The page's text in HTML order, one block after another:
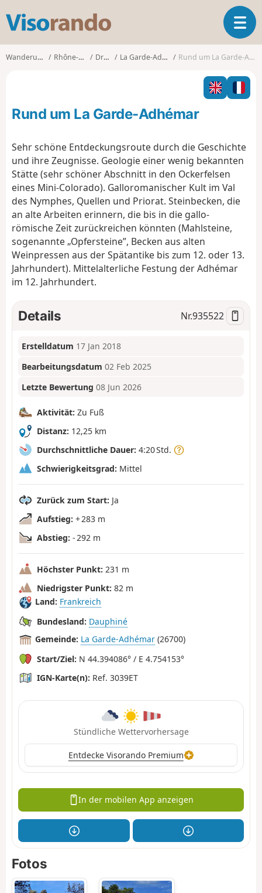
s
o
T
o
l
n
g
a
o
Wanderungen Rhône-Alpes Drôme La Garde-Adhémar Rund um La Garde-Adhémar
Rund um La Garde-Adhémar
Sehr schöne Entdeckungsroute durch die Geschichte
und ihre Zeugnisse. Geologie einer wenig bekannten
Stätte (sehr schöner Abschnitt in den Ockerfelsen
eines Mini-Colorado). Galloromanischer Kult im Val
des Nymphes, Quellen und Priorat. Steinbecken, die
an alte Arbeiten erinnern, die bis in die gallo-
römische Zeit zurückreichen könnten (Mahlsteine,
sogenannte „Opfersteine”, Becken aus alten
Weinpressen aus der Spätantike bis zum 12. oder 13.
Jahrhundert). Mittelalterliche Festung der Adhémar
im 12. Jahrhundert.
Details Nr.935522
Erstelldatum 17 Jan 2018
Bearbeitungsdatum 02 Feb 2025
Letzte Bewertung 08 Jun 2026
Aktivität: Zu Fuß
Distanz: 12,25 km
Durchschnittliche Dauer: 4:20 Std.
Schwierigkeitsgrad: Mittel
Zurück zum Start: Ja
Aufstieg: + 283 m
Abstieg: - 292 m
Höchster Punkt: 231 m
Niedrigster Punkt: 82 m
Land: Frankreich
Bundesland: Dauphiné
Gemeinde: La Garde-Adhémar (26700)
Start/Ziel: N 44.394086° / E 4.754153°
IGN-Karte(n): Ref. 3039ET
Stündliche Wettervorhersage
Entdecke Visorando Premium
In der mobilen App anzeigen
Fotos